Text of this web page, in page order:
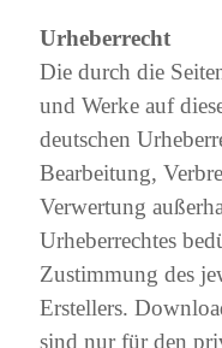
Urheberrecht
Die durch die
und Werke auf
deutschen
Bearbeitung,
Verwertung
Urheberrechtes
Zustimmung des
Erstellers.
sind nur für den